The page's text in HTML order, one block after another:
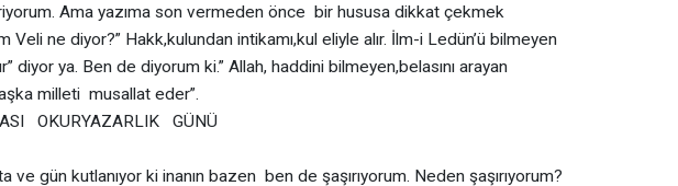
Ama yazıma son vermeden önce bir hususa dikkat çekmek
Veli ne diyor?” Hakk,kulundan intikamı,kul eliyle alır. İlm-i Ledün’ü bilmeyen
diyor ya. Ben de diyorum ki.” Allah, haddini bilmeyen,belasını arayan
milleti musallat eder”.
ARASI OKURYAZARLIK GÜNÜ
kutlanıyor ki inanın bazen ben de şaşırıyorum. Neden şaşırıyorum?